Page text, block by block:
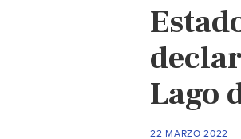
Lago
22 MARZO 2022